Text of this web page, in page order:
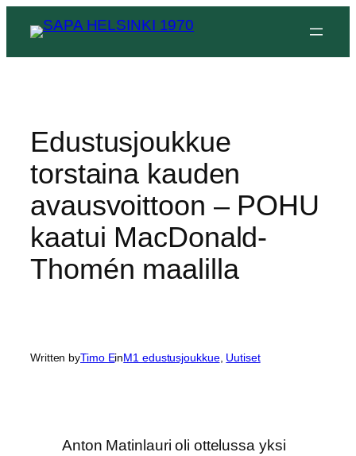
sisältöön
Edustusjoukkue
torstaina kauden
avausvoittoon – POHU
kaatui MacDonald-
Thomén maalilla
Written byTimo EinM1 edustusjoukkue, Uutiset
Anton Matinlauri oli ottelussa yksi